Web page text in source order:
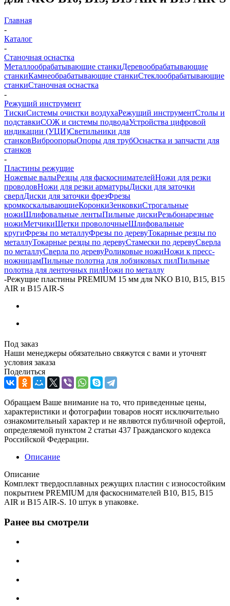
Главная
-
Каталог
-
Станочная оснастка
Металлообрабатывающие станкиДеревообрабатывающие
станкиКамнеобрабатывающие станкиСтеклообрабатывающие
станкиСтаночная оснастка
-
Режущий инструмент
ТискиСистемы очистки воздухаРежущий инструментСтолы и
подставкиСОЖ и системы подводаУстройства цифровой
индикации (УЦИ)Светильники для
станковВиброопорыОпоры для трубОснастка и запчасти для
станков
-
Пластины режущие
Ножевые валыРезцы для фаскоснимателейНожи для резки
проводовНожи для резки арматурыДиски для заточки
сверлДиски для заточки фрезФрезы
кромкоскалывающиеКоронкиЗенковкиСтрогальные
ножиШлифовальные лентыПильные дискиРезьбонарезные
ножиМетчикиЩетки проволочныеШлифовальные
кругиФрезы по металлуФрезы по деревуТокарные резцы по
металлуТокарные резцы по деревуСтамески по деревуСверла
по металлуСверла по деревуРоликовые ножиНожи к пресс-
ножницамПильные полотна для лобзиковых пилПильные
полотна для ленточных пилНожи по металлу
-Режущие пластины PREMIUM 15 мм для NKO B10, B15, B15
AIR и B15 AIR-S
Под заказ
Наши менеджеры обязательно свяжутся с вами и уточнят
условия заказа
Поделиться
Обращаем Ваше внимание на то, что приведенные цены,
характеристики и фотографии товаров носят исключительно
ознакомительный характер и не являются публичной офертой,
определяемой пунктом 2 статьи 437 Гражданского кодекса
Российской Федерации.
Описание
Описание
Комплект твердосплавных режущих пластин с износостойким
покрытием PREMIUM для фаскоснимателей B10, B15, B15
AIR и B15 AIR-S. 10 штук в упаковке.
Ранее вы смотрели